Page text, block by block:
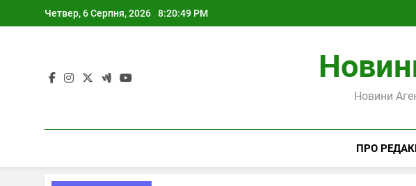
to
Четвер, 6 Серпня, 2026 8:20:49 PM
Новини
ПРО